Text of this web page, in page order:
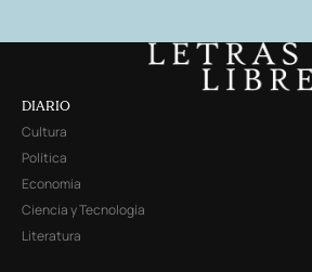
DIARIO
Cultura
Política
Economía
Ciencia y Tecnología
Literatura